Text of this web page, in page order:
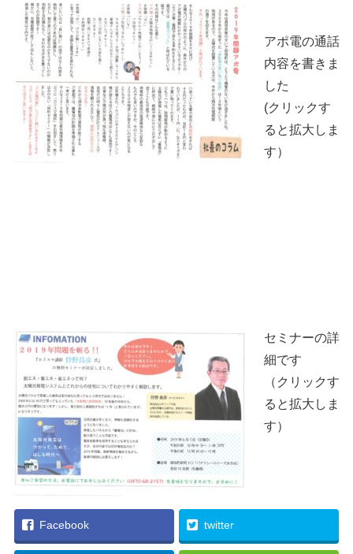
アポ電の通話
内容を書きま
した
(クリックす
ると拡大しま
す）
セミナーの詳
細です
（クリックす
ると拡大しま
す）
Facebook twitter